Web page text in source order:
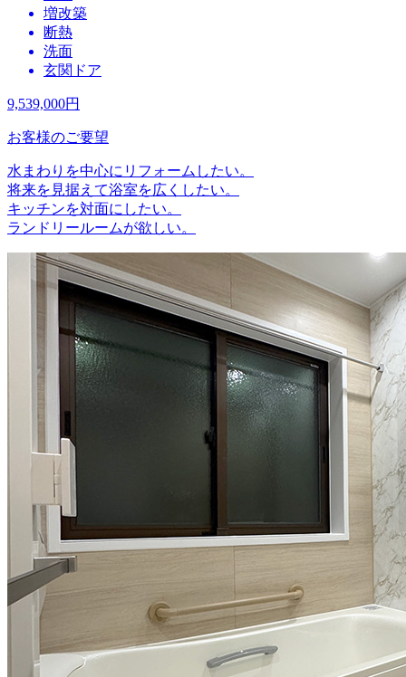
増改築
断熱
洗面
玄関ドア
9,539,000円
お客様のご要望
水まわりを中心にリフォームしたい。
将来を見据えて浴室を広くしたい。
キッチンを対面にしたい。
ランドリールームが欲しい。